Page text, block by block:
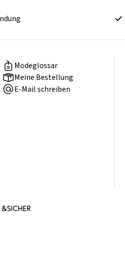
Modeglossar
Meine Bestellung
E-Mail schreiben